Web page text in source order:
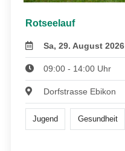
Rotseelauf
Sa, 29. August 2026
09:00 - 14:00 Uhr
Dorfstrasse Ebikon
Jugend Gesundheit